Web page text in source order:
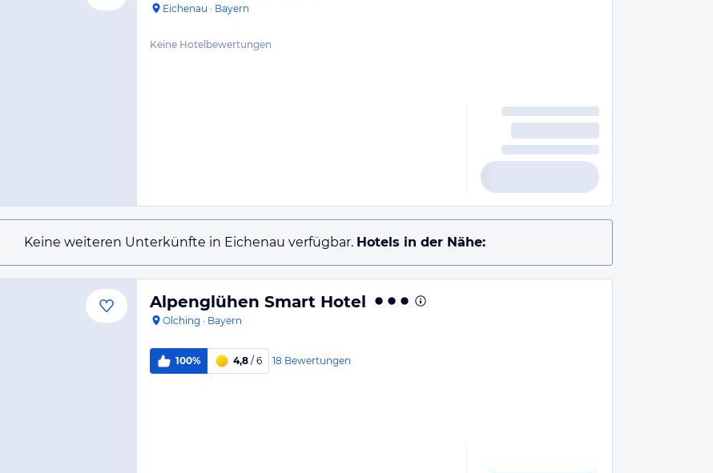
Eichenau · Bayern
Keine Hotelbewertungen
Keine weiteren Unterkünfte in Eichenau verfügbar. Hotels in der Nähe:
Alpenglühen Smart Hotel
Olching · Bayern
100% 4,8 / 6 18 Bewertungen